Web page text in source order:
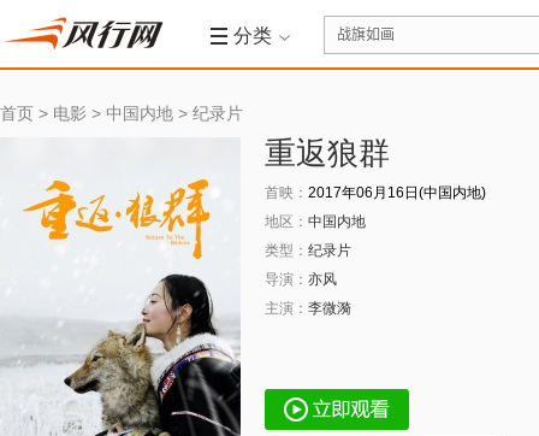
分类
首页 > 电影 > 中国内地 > 纪录片
重返狼群
首映： 2017年06月16日(中国内地)
地区： 中国内地
类型： 纪录片
导演： 亦风
主演： 李微漪